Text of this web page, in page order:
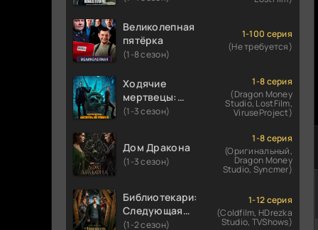
Великолепная
пятёрка
(1-8 сезон)
1-100 серия
(Не требуется)
Ходячие
мертвецы:
Мертвый
(1-3 сезон)
1-8 серия
(Dragon Money
Studio, LostFilm,
ViruseProject)
Дом Дракона
(1-3 сезон)
1-8 серия
(Оригинальный,
Dragon Money
Studio, Syncmer)
Библиотекари:
Следующая
глава
(1-2 сезон)
1-12 серия
(Coldfilm, HDrezka
Studio, TVShows)